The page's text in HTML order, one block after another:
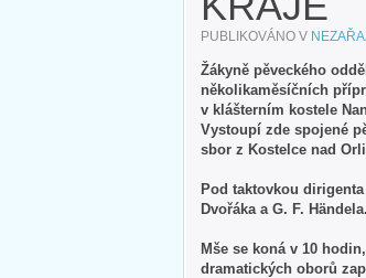
PUBLIKOVÁNO V
Žákyně pěveckého
několikaměsíčních
v klášterním kostele
Vystoupí zde spojené
sbor z Kostelce nad
Pod taktovkou
Dvořáka a G. F. Händela.
Mše se koná v 10
dramatických oborů